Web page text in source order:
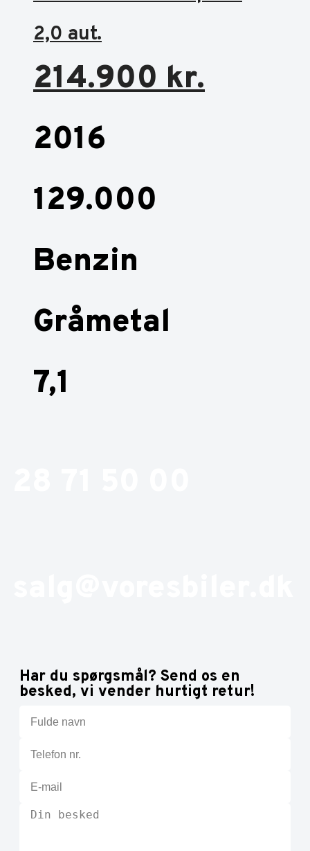
2,0 aut.
214.900kr.
2016
129.000
Benzin
Gråmetal
7,1
Har du spørgsmål? Send os en
besked, vi vender hurtigt retur!